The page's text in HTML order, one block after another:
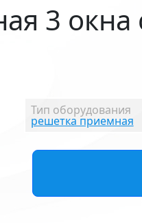
3 окна
Тип оборудования
решетка приемная